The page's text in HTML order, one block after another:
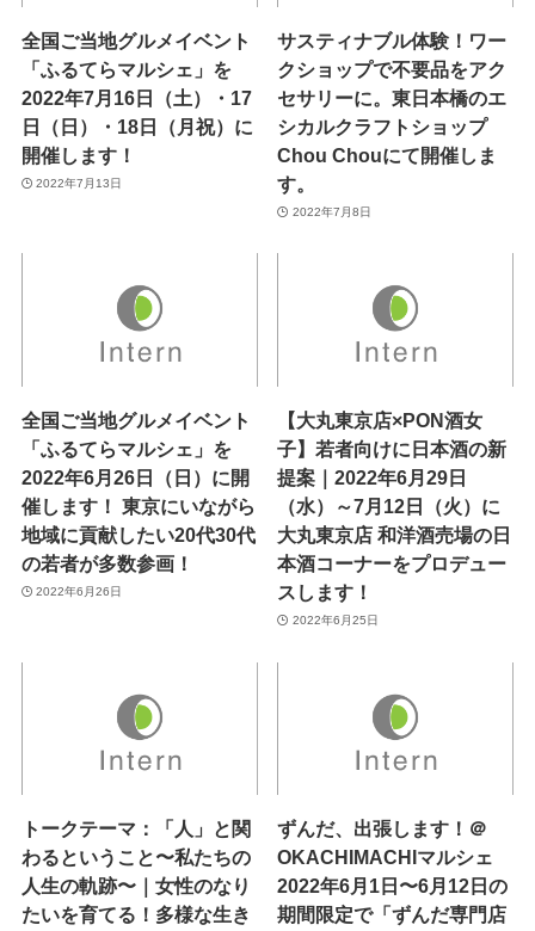
全国ご当地グルメイベント
「ふるてらマルシェ」を
2022年7月16日（土）・17
日（日）・18日（月祝）に
開催します！
2022年7月13日
サスティナブル体験！ワー
クショップで不要品をアク
セサリーに。東日本橋のエ
シカルクラフトショップ
Chou Chouにて開催しま
す。
2022年7月8日
全国ご当地グルメイベント
「ふるてらマルシェ」を
2022年6月26日（日）に開
催します！ 東京にいながら
地域に貢献したい20代30代
の若者が多数参画！
2022年6月26日
【大丸東京店×PON酒女
子】若者向けに日本酒の新
提案｜2022年6月29日
（水）～7月12日（火）に
大丸東京店 和洋酒売場の日
本酒コーナーをプロデュー
スします！
2022年6月25日
トークテーマ：「人」と関
わるということ〜私たちの
人生の軌跡〜｜女性のなり
たいを育てる！多様な生き
ずんだ、出張します！＠
OKACHIMACHIマルシェ
2022年6月1日〜6月12日の
期間限定で「ずんだ専門店